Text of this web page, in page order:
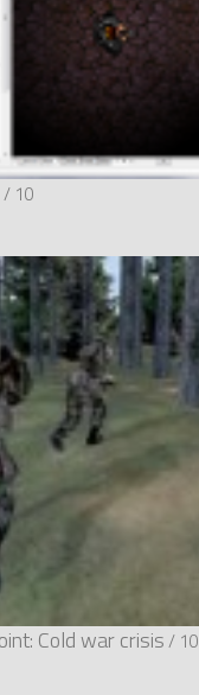
/ 10
Cold war crisis/ 10